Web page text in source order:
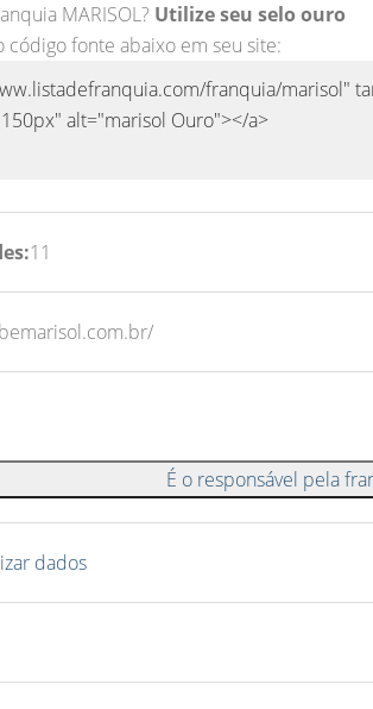
MARISOL? Utilize seu selo ouro
código fonte abaixo em seu site:
11
É o responsável pela
dados